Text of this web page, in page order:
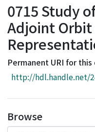
Browse
Download Ranking
Access Statistics
Library Network
0715 Study
Adjoint Orbit
Permanent URI for
http://hdl.handle.net/
Browse